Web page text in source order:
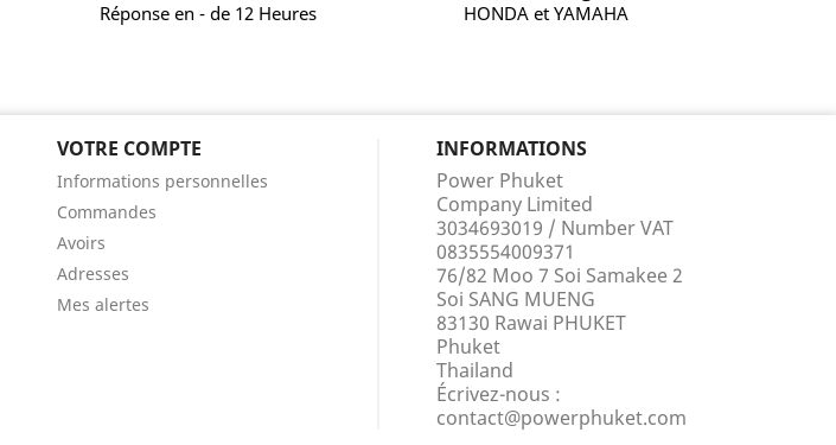
Réponse en - de 12 Heures HONDA et YAMAHA
VOTRE COMPTE
Informations personnelles
Commandes
Avoirs
Adresses
Mes alertes
INFORMATIONS
Power Phuket
Company Limited
3034693019 / Number VAT
0835554009371
76/82 Moo 7 Soi Samakee 2
Soi SANG MUENG
83130 Rawai PHUKET
Phuket
Thailand
Écrivez-nous :
contact@powerphuket.com